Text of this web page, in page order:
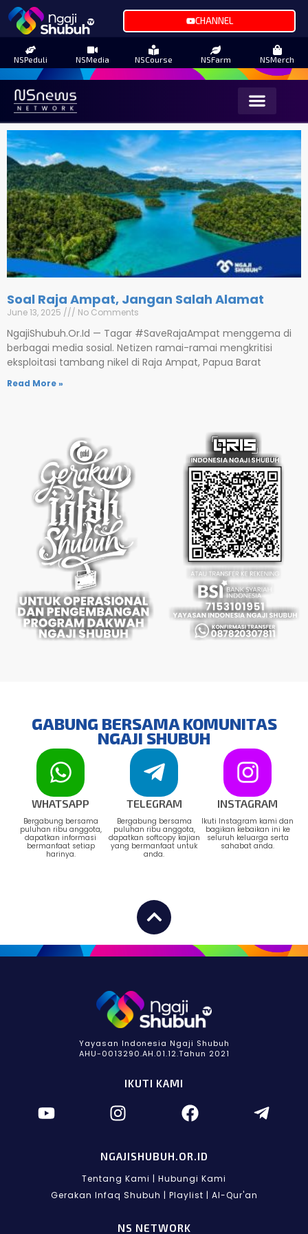
CHANNEL
NSPeduli NSMedia NSCourse NSFarm NSMerch
Soal Raja Ampat, Jangan Salah Alamat
June 13, 2025 No Comments
NgajiShubuh.Or.Id — Tagar #SaveRajaAmpat menggema di
berbagai media sosial. Netizen ramai-ramai mengkritisi
eksploitasi tambang nikel di Raja Ampat, Papua Barat
Read More »
GABUNG BERSAMA KOMUNITAS
NGAJI SHUBUH
WHATSAPP
Bergabung bersama
puluhan ribu anggota,
dapatkan informasi
bermanfaat setiap
harinya.
TELEGRAM
Bergabung bersama
puluhan ribu anggota,
dapatkan softcopy kajian
yang bermanfaat untuk
anda.
INSTAGRAM
Ikuti Instagram kami dan
bagikan kebaikan ini ke
seluruh keluarga serta
sahabat anda.
Yayasan Indonesia Ngaji Shubuh
AHU-0013290.AH.01.12.Tahun 2021
IKUTI KAMI
NGAJISHUBUH.OR.ID
Tentang Kami | Hubungi Kami
Gerakan Infaq Shubuh | Playlist | Al-Qur'an
NS NETWORK